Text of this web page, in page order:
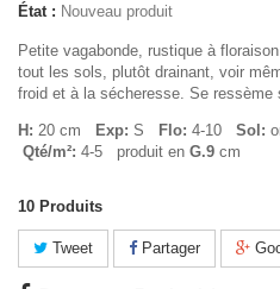
État : Nouveau produit
Petite vagabonde, rustique à
tout les sols, plutôt drainant, voir
froid et à la sécheresse. Se ressème
H: 20 cm Exp: S Flo: 4-10 Sol:
Qté/m²: 4-5 produit en G.9 cm
10 Produits
Tweet Partager